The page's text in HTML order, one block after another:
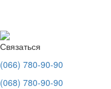
Связаться
(066) 780-90-90
(068) 780-90-90